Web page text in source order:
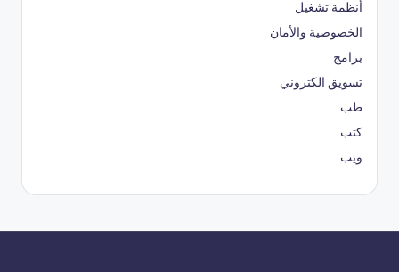
أنظمة تشغيل
الخصوصية والأمان
برامج
تسويق الكتروني
طب
كتب
ويب